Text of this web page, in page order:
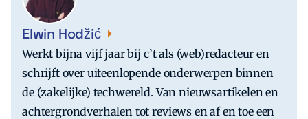
Elwin Hodžić
Werkt bijna vijf jaar bij c’t als (web)redacteur en
schrijft over uiteenlopende onderwerpen binnen
de (zakelijke) techwereld. Van nieuwsartikelen en
achtergrondverhalen tot reviews en af en toe een